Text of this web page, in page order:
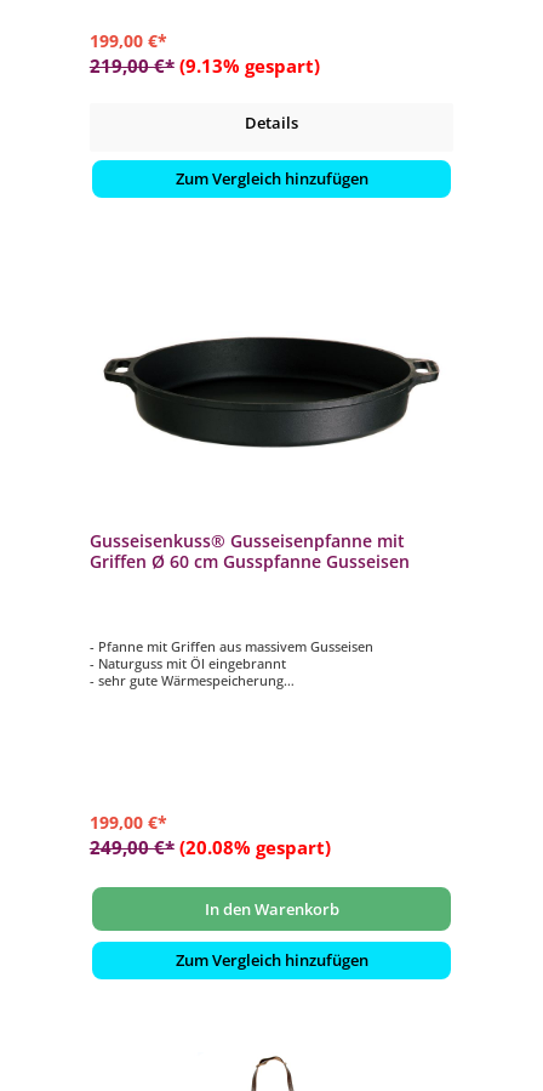
199,00 €*
219,00 €* (9.13% gespart)
Details
Zum Vergleich hinzufügen
Gusseisenkuss® Gusseisenpfanne mit
Griffen Ø 60 cm Gusspfanne Gusseisen
- Pfanne mit Griffen aus massivem Gusseisen
- Naturguss mit Öl eingebrannt
- sehr gute Wärmespeicherung
199,00 €*
249,00 €* (20.08% gespart)
In den Warenkorb
Zum Vergleich hinzufügen